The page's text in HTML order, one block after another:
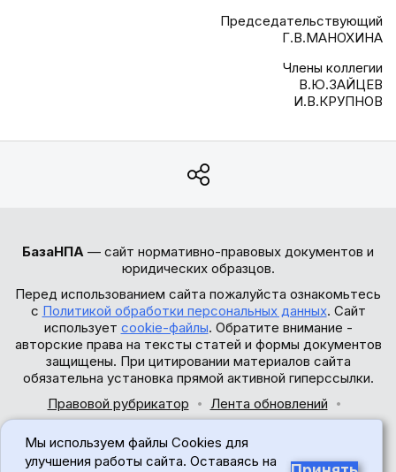
Председательствующий
Г.В.МАНОХИНА
Члены коллегии
В.Ю.ЗАЙЦЕВ
И.В.КРУПНОВ
БазаНПА — сайт нормативно-правовых документов и
юридических образцов.
Перед использованием сайта пожалуйста ознакомьтесь
с Политикой обработки персональных данных. Сайт
использует cookie-файлы. Обратите внимание -
авторские права на тексты статей и формы документов
защищены. При цитировании материалов сайта
обязательна установка прямой активной гиперссылки.
Правовой рубрикатор
Лента обновлений
© 2017-2026
Мы используем файлы Cookies для
улучшения работы сайта. Оставаясь на